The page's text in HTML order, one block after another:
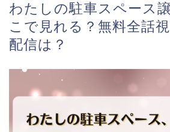
わたしの駐車スペース
こで見れる？無料全話
配信は？